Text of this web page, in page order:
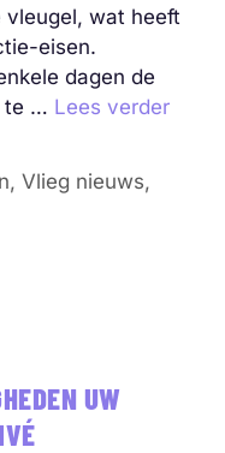
vleugel, wat heeft
eisen.
dagen de
te … Lees verder
,Vlieg nieuws,
UW